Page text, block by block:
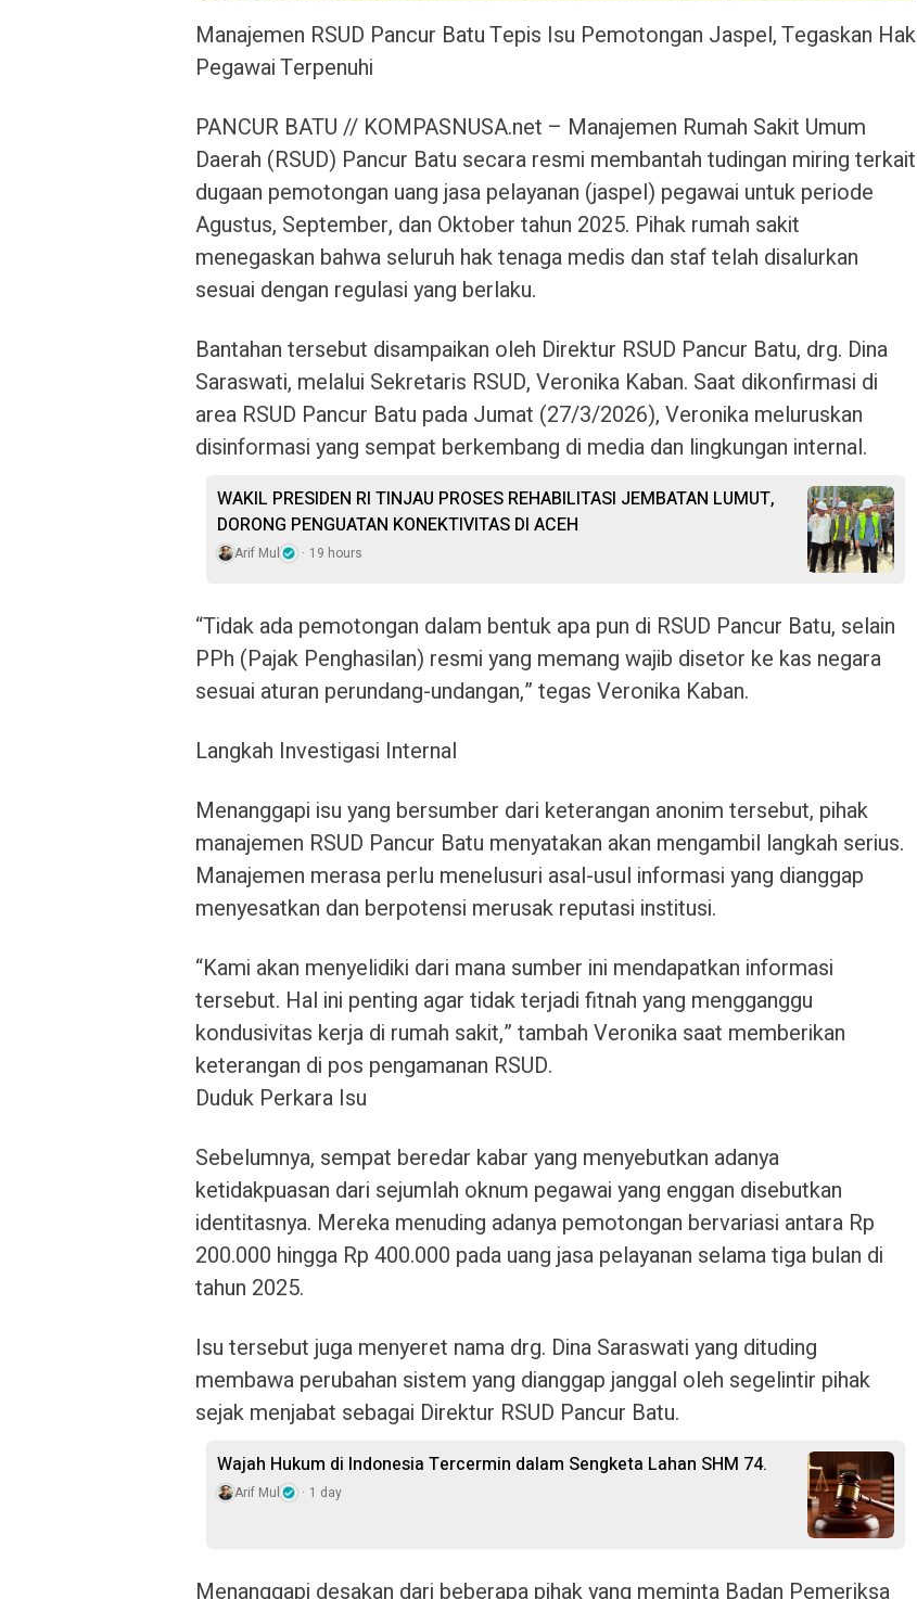
Manajemen RSUD Pancur Batu Tepis Isu Pemotongan Jaspel, Tegaskan Hak
Pegawai Terpenuhi
PANCUR BATU // KOMPASNUSA.net – Manajemen Rumah Sakit Umum
Daerah (RSUD) Pancur Batu secara resmi membantah tudingan miring terkait
dugaan pemotongan uang jasa pelayanan (jaspel) pegawai untuk periode
Agustus, September, dan Oktober tahun 2025. Pihak rumah sakit
menegaskan bahwa seluruh hak tenaga medis dan staf telah disalurkan
sesuai dengan regulasi yang berlaku.
Bantahan tersebut disampaikan oleh Direktur RSUD Pancur Batu, drg. Dina
Saraswati, melalui Sekretaris RSUD, Veronika Kaban. Saat dikonfirmasi di
area RSUD Pancur Batu pada Jumat (27/3/2026), Veronika meluruskan
disinformasi yang sempat berkembang di media dan lingkungan internal.
WAKIL PRESIDEN RI TINJAU PROSES REHABILITASI JEMBATAN LUMUT,
DORONG PENGUATAN KONEKTIVITAS DI ACEH
Arif Mul 19 hours
“Tidak ada pemotongan dalam bentuk apa pun di RSUD Pancur Batu, selain
PPh (Pajak Penghasilan) resmi yang memang wajib disetor ke kas negara
sesuai aturan perundang-undangan,” tegas Veronika Kaban.
Langkah Investigasi Internal
Menanggapi isu yang bersumber dari keterangan anonim tersebut, pihak
manajemen RSUD Pancur Batu menyatakan akan mengambil langkah serius.
Manajemen merasa perlu menelusuri asal-usul informasi yang dianggap
menyesatkan dan berpotensi merusak reputasi institusi.
“Kami akan menyelidiki dari mana sumber ini mendapatkan informasi
tersebut. Hal ini penting agar tidak terjadi fitnah yang mengganggu
kondusivitas kerja di rumah sakit,” tambah Veronika saat memberikan
keterangan di pos pengamanan RSUD.
Duduk Perkara Isu
Sebelumnya, sempat beredar kabar yang menyebutkan adanya
ketidakpuasan dari sejumlah oknum pegawai yang enggan disebutkan
identitasnya. Mereka menuding adanya pemotongan bervariasi antara Rp
200.000 hingga Rp 400.000 pada uang jasa pelayanan selama tiga bulan di
tahun 2025.
Isu tersebut juga menyeret nama drg. Dina Saraswati yang dituding
membawa perubahan sistem yang dianggap janggal oleh segelintir pihak
sejak menjabat sebagai Direktur RSUD Pancur Batu.
Wajah Hukum di Indonesia Tercermin dalam Sengketa Lahan SHM 74.
Arif Mul 1 day
Menanggapi desakan dari beberapa pihak yang meminta Badan Pemeriksa